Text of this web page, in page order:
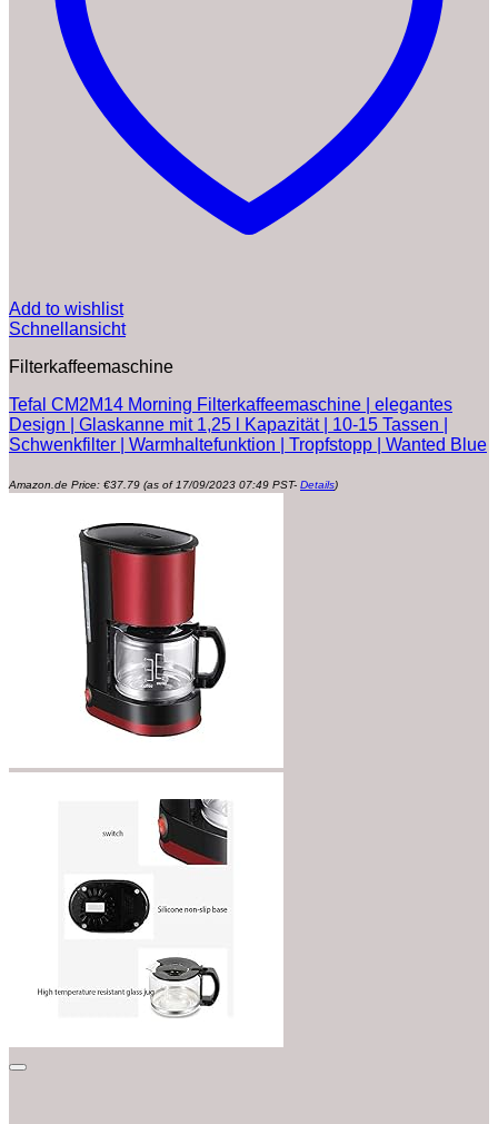
Add to wishlist
Schnellansicht
Filterkaffeemaschine
Tefal CM2M14 Morning Filterkaffeemaschine | elegantes
Design | Glaskanne mit 1,25 l Kapazität | 10-15 Tassen |
Schwenkfilter | Warmhaltefunktion | Tropfstopp | Wanted Blue
Amazon.de Price: €37.79 (as of 17/09/2023 07:49 PST- Details)